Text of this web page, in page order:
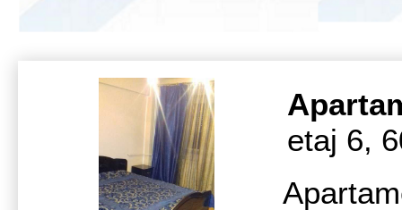
etaj 6,